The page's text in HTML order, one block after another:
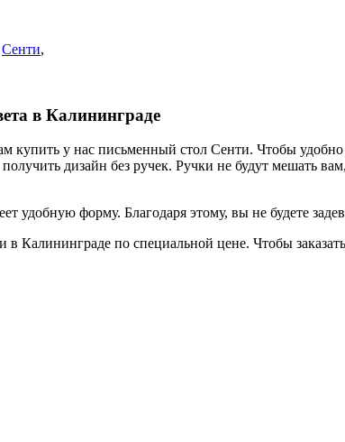
Сенти,
в Калининграде
купить у нас письменный стол Сенти. Чтобы
дизайн без ручек. Ручки не будут мешать
удобную форму. Благодаря этому, вы не будете
Калининграде по специальной цене. Чтобы